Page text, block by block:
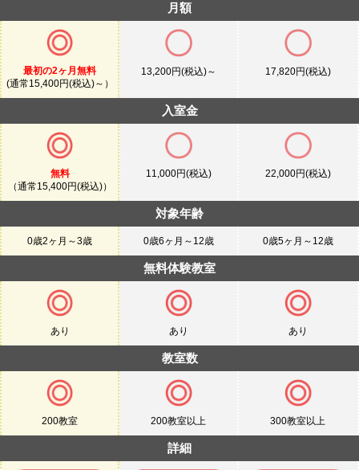
月額
最初の2ヶ月無料
(通常15,400円(税込)～）
13,200円(税込)～ 17,820円(税込)
入室金
無料
（通常15,400円(税込)）
11,000円(税込) 22,000円(税込)
対象年齢
0歳2ヶ月～3歳 0歳6ヶ月～12歳 0歳5ヶ月～12歳
無料体験教室
あり あり あり
教室数
200教室 200教室以上 300教室以上
詳細